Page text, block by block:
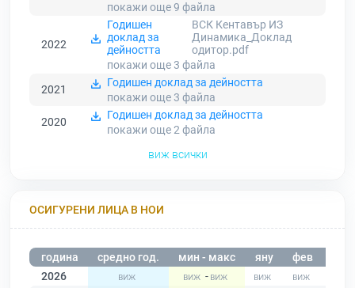
покажи още 9 файла
2022
Годишен
доклад за
дейността
ВСК Кентавър ИЗ
Динамика_Доклад
одитор.pdf
покажи още 3 файла
2021
Годишен доклад за дейността
покажи още 3 файла
2020
Годишен доклад за дейността
покажи още 2файла
виж всички
ОСИГУРЕНИ ЛИЦА В НОИ
година средно год. мин - макс яну фев
2026
-